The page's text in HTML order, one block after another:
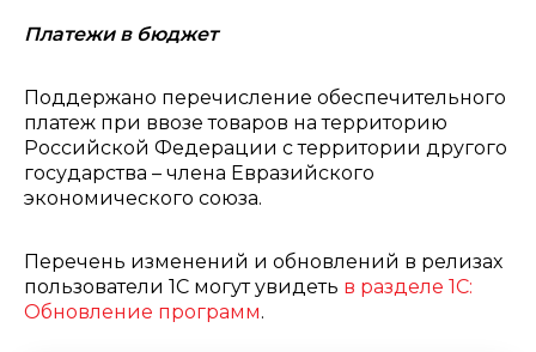
Платежи в бюджет
Поддержано перечисление обеспечительного
платеж при ввозе товаров на территорию
Российской Федерации с территории другого
государства – члена Евразийского
экономического союза.
Перечень изменений и обновлений в релизах
пользователи 1С могут увидеть в разделе 1С:
Обновление программ.